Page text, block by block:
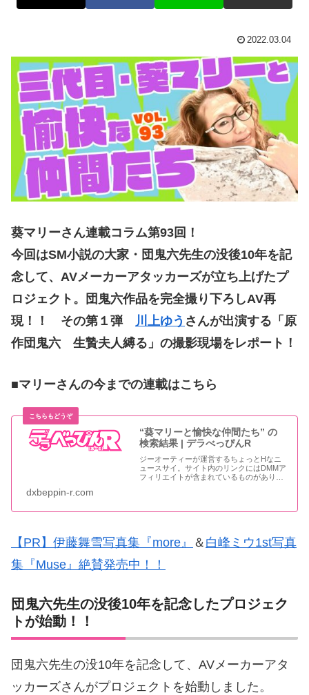
2022.03.04
葵マリーさん連載コラム第93回！
今回はSM小説の大家・団鬼六先生の没後10年を記
念して、AVメーカーアタッカーズが立ち上げたプ
ロジェクト。団鬼六作品を完全撮り下ろしAV再
現！！ その第１弾
川上ゆう さんが出演する「原
作団鬼六 生贄夫人縛る」の撮影現場をレポート！
■マリーさんの今までの連載はこちら
“葵マリーと愉快な仲間たち” の
検索結果 | デラべっぴんR
ジーオーティーが運営するちょっとHなニ
ュースサイ。サイト内のリンクにはDMMア
フィリエイトが含まれているものがありま
dxbeppin-r.com
【PR】伊藤舞雪写真集『more』 ＆ 白峰ミウ1st写真
集『Muse』絶賛発売中！！
団鬼六先生の没後10年を記念したプロジェク
トが始動！！
団鬼六先生の没10年を記念して、AVメーカーアタ
ッカーズさんがプロジェクトを始動しました。